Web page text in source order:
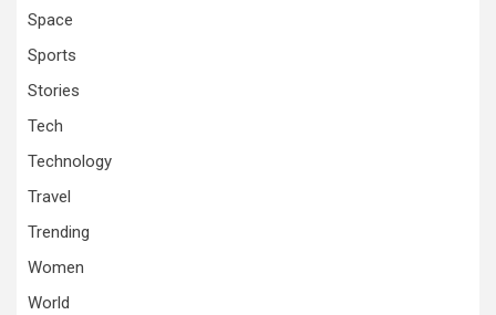
Space
Sports
Stories
Tech
Technology
Travel
Trending
Women
World